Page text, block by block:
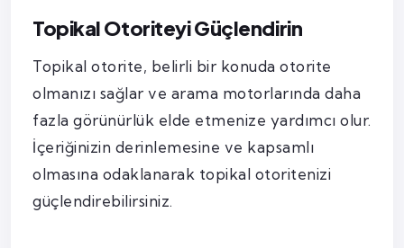
Topikal Otoriteyi Güçlendirin
Topikal otorite, belirli bir konuda otorite
olmanızı sağlar ve arama motorlarında daha
fazla görünürlük elde etmenize yardımcı olur.
İçeriğinizin derinlemesine ve kapsamlı
olmasına odaklanarak topikal otoritenizi
güçlendirebilirsiniz.